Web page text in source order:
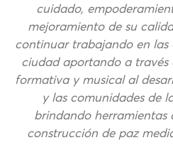
cuidado,
mejoramiento de su
continuar trabajando en las
ciudad aportando a través
formativa y musical al
y las comunidades de
brindando herramientas
construcción de paz